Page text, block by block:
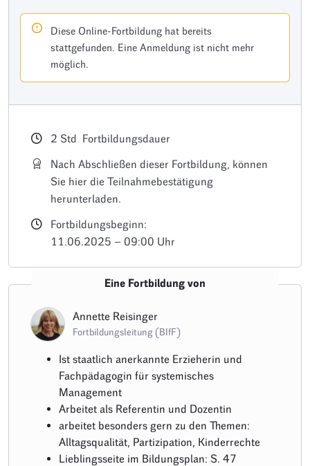
Diese Online-Fortbildung hat bereits
stattgefunden. Eine Anmeldung ist nicht mehr
möglich.
2 Std Fortbildungsdauer
Nach Abschließen dieser Fortbildung, können
Sie hier die Teilnahmebestätigung
herunterladen.
Fortbildungsbeginn:
11.06.2025 – 09:00 Uhr
Eine Fortbildung von
Annette Reisinger
Fortbildungsleitung (BIfF)
Ist staatlich anerkannte Erzieherin und
Fachpädagogin für systemisches
Management
Arbeitet als Referentin und Dozentin
arbeitet besonders gern zu den Themen:
Alltagsqualität, Partizipation, Kinderrechte
Lieblingsseite im Bildungsplan: S. 47